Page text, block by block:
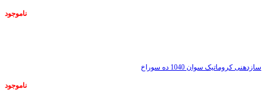
ناموجود
سازدهنی کروماتیک سوان 1040 ده سوراخ
ناموجود